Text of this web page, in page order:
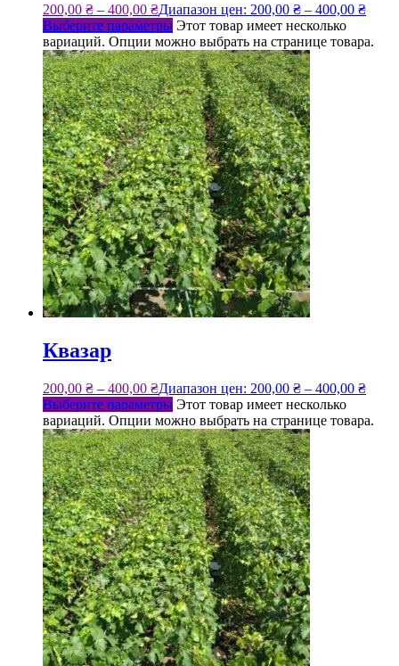
200,00 ₴ – 400,00 ₴Диапазон цен: 200,00 ₴ – 400,00 ₴
Выберите параметры Этот товар имеет несколько
вариаций. Опции можно выбрать на странице товара.
Квазар
200,00 ₴ – 400,00 ₴Диапазон цен: 200,00 ₴ – 400,00 ₴
Выберите параметры Этот товар имеет несколько
вариаций. Опции можно выбрать на странице товара.